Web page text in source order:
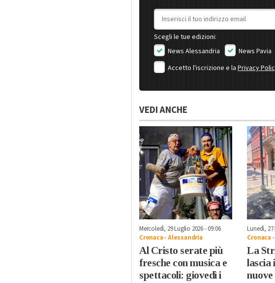
Indirizzo email
Scegli le tue edizioni:
News Alessandria
News Pavia
Accetto l'iscrizione e la Privacy
VEDI ANCHE
Mercoledì, 29 Luglio 2026 - 09:06
Cronaca-Alessandria
Al Cristo serate più
fresche con musica e
spettacoli: giovedì i
Lunedì, 27
Cronaca
La
lascia